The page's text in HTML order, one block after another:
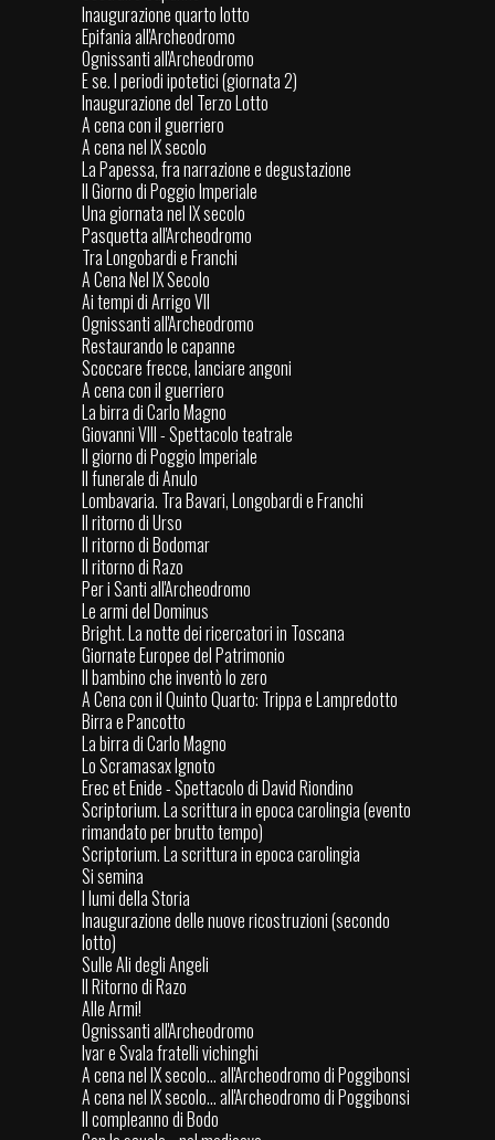
Inaugurazione quarto lotto
Epifania all'Archeodromo
Ognissanti all'Archeodromo
E se. I periodi ipotetici (giornata 2)
Inaugurazione del Terzo Lotto
A cena con il guerriero
A cena nel IX secolo
La Papessa, fra narrazione e degustazione
Il Giorno di Poggio Imperiale
Una giornata nel IX secolo
Pasquetta all'Archeodromo
Tra Longobardi e Franchi
A Cena Nel IX Secolo
Ai tempi di Arrigo VII
Ognissanti all'Archeodromo
Restaurando le capanne
Scoccare frecce, lanciare angoni
A cena con il guerriero
La birra di Carlo Magno
Giovanni VIII - Spettacolo teatrale
Il giorno di Poggio Imperiale
Il funerale di Anulo
Lombavaria. Tra Bavari, Longobardi e Franchi
Il ritorno di Urso
Il ritorno di Bodomar
Il ritorno di Razo
Per i Santi all'Archeodromo
Le armi del Dominus
Bright. La notte dei ricercatori in Toscana
Giornate Europee del Patrimonio
Il bambino che inventò lo zero
A Cena con il Quinto Quarto: Trippa e Lampredotto
Birra e Pancotto
La birra di Carlo Magno
Lo Scramasax Ignoto
Erec et Enide - Spettacolo di David Riondino
Scriptorium. La scrittura in epoca carolingia (evento
rimandato per brutto tempo)
Scriptorium. La scrittura in epoca carolingia
Si semina
I lumi della Storia
Inaugurazione delle nuove ricostruzioni (secondo
lotto)
Sulle Ali degli Angeli
Il Ritorno di Razo
Alle Armi!
Ognissanti all'Archeodromo
Ivar e Svala fratelli vichinghi
A cena nel IX secolo... all'Archeodromo di Poggibonsi
A cena nel IX secolo... all'Archeodromo di Poggibonsi
Il compleanno di Bodo